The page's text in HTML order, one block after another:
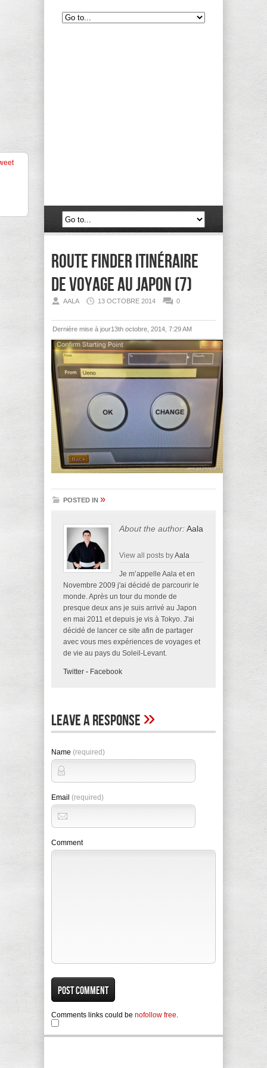
route finder itinéraire
de voyage au Japon (7)
AALA 13 OCTOBRE 2014 0
Dernière mise à jour13th octobre, 2014, 7:29 AM
POSTED IN »
About the author:Aala
View all posts byAala
Je m’appelle Aala et en
Novembre 2009 j'ai décidé de parcourir le
monde. Après un tour du monde de
presque deux ans je suis arrivé au Japon
en mai 2011 et depuis je vis à Tokyo. J'ai
décidé de lancer ce site afin de partager
avec vous mes expériences de voyages et
de vie au pays du Soleil-Levant.
Twitter - Facebook
Leave A Response»
Name (required)
Email (required)
Comment
Comments links could be nofollow free.